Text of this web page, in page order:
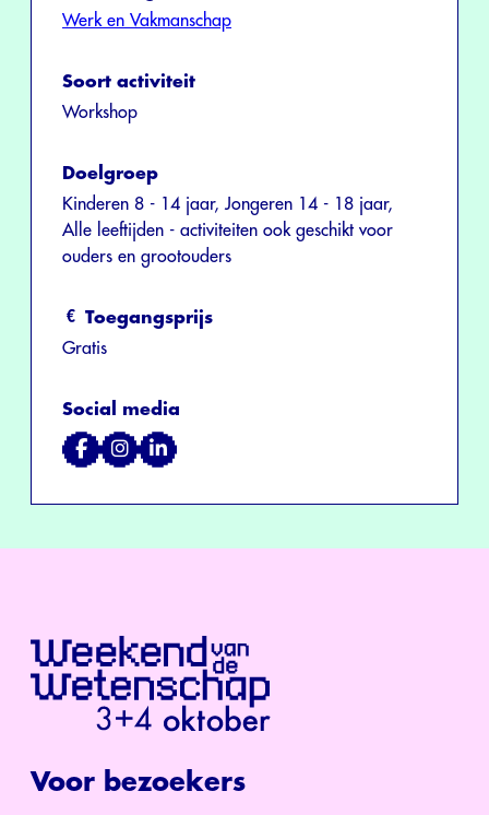
Werk en Vakmanschap
Soort activiteit
Workshop
Doelgroep
Kinderen 8 - 14 jaar, Jongeren 14 - 18 jaar,
Alle leeftijden - activiteiten ook geschikt voor
ouders en grootouders
Toegangsprijs
Gratis
Social media
Voor bezoekers